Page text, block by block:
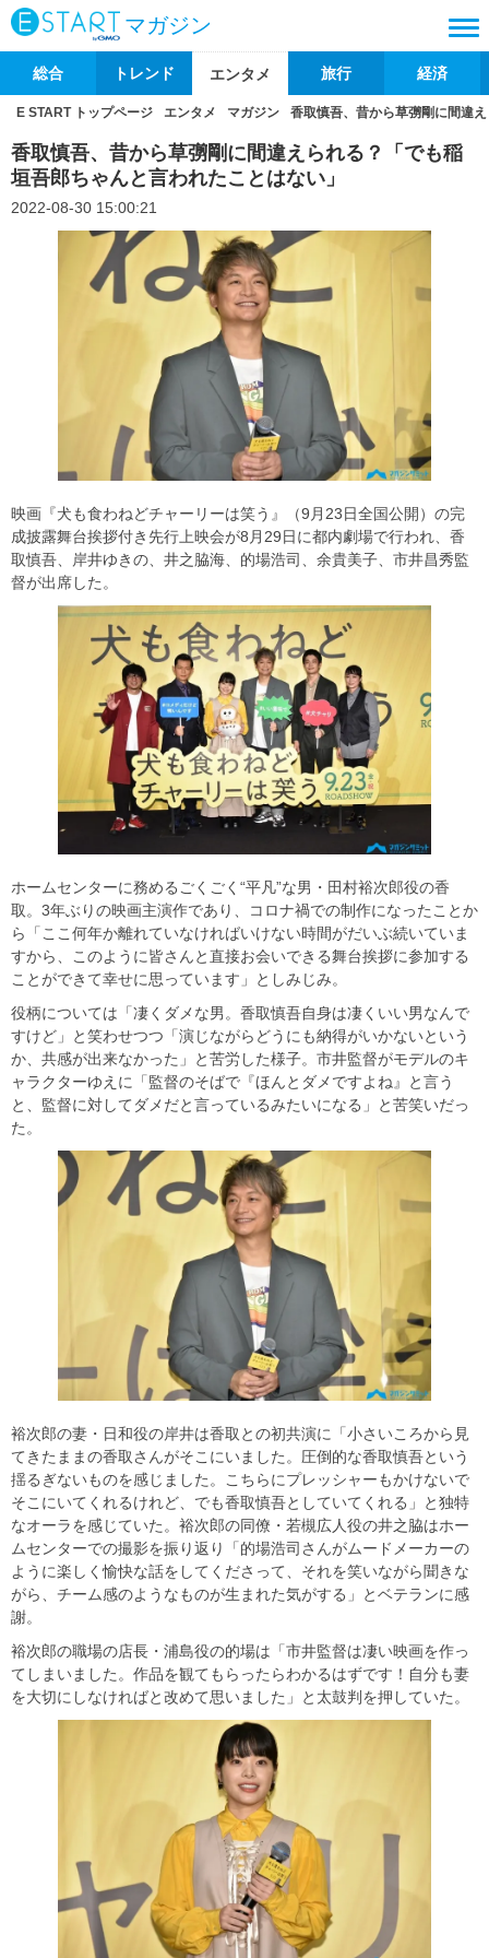
マガジン
総合 トレンド エンタメ 旅行 経済
E START トップページ エンタメ マガジン 香取慎吾、昔から草彅剛に間違
香取慎吾、昔から草彅剛に間違えられる？「でも稲
垣吾郎ちゃんと言われたことはない」
2022-08-30 15:00:21
映画『犬も食わねどチャーリーは笑う』（9月23日全国公開）の完
成披露舞台挨拶付き先行上映会が8月29日に都内劇場で行われ、香
取慎吾、岸井ゆきの、井之脇海、的場浩司、余貴美子、市井昌秀監
督が出席した。
ホームセンターに務めるごくごく“平凡”な男・田村裕次郎役の香
取。3年ぶりの映画主演作であり、コロナ禍での制作になったことか
ら「ここ何年か離れていなければいけない時間がだいぶ続いていま
すから、このように皆さんと直接お会いできる舞台挨拶に参加する
ことができて幸せに思っています」としみじみ。
役柄については「凄くダメな男。香取慎吾自身は凄くいい男なんで
すけど」と笑わせつつ「演じながらどうにも納得がいかないという
か、共感が出来なかった」と苦労した様子。市井監督がモデルのキ
ャラクターゆえに「監督のそばで『ほんとダメですよね』と言う
と、監督に対してダメだと言っているみたいになる」と苦笑いだっ
た。
裕次郎の妻・日和役の岸井は香取との初共演に「小さいころから見
てきたままの香取さんがそこにいました。圧倒的な香取慎吾という
揺るぎないものを感じました。こちらにプレッシャーもかけないで
そこにいてくれるけれど、でも香取慎吾としていてくれる」と独特
なオーラを感じていた。裕次郎の同僚・若槻広人役の井之脇はホー
ムセンターでの撮影を振り返り「的場浩司さんがムードメーカーの
ように楽しく愉快な話をしてくださって、それを笑いながら聞きな
がら、チーム感のようなものが生まれた気がする」とベテランに感
謝。
裕次郎の職場の店長・浦島役の的場は「市井監督は凄い映画を作っ
てしまいました。作品を観てもらったらわかるはずです！自分も妻
を大切にしなければと改めて思いました」と太鼓判を押していた。